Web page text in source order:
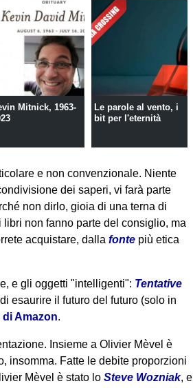
Mitnick, 1963-
Le parole al vento, i
bit per l'eternità
e non convenzionale. Niente
dei saperi, vi farà parte
non dirlo, gioia di una terna di
non fanno parte del consiglio, ma
acquistare, dalla fontepiù etica
e gli oggetti "intelligenti": Tentative
esaurire il futuro del futuro (solo in
Amazon.
Insieme a Olivier Mèvel è
insomma. Fatte le debite proporzioni
Mèvel è stato lo Steve Wozniak, e